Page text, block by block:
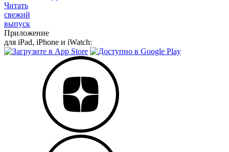
Читать
свежий
выпуск
Приложение
для iPad, iPhone и iWatch: